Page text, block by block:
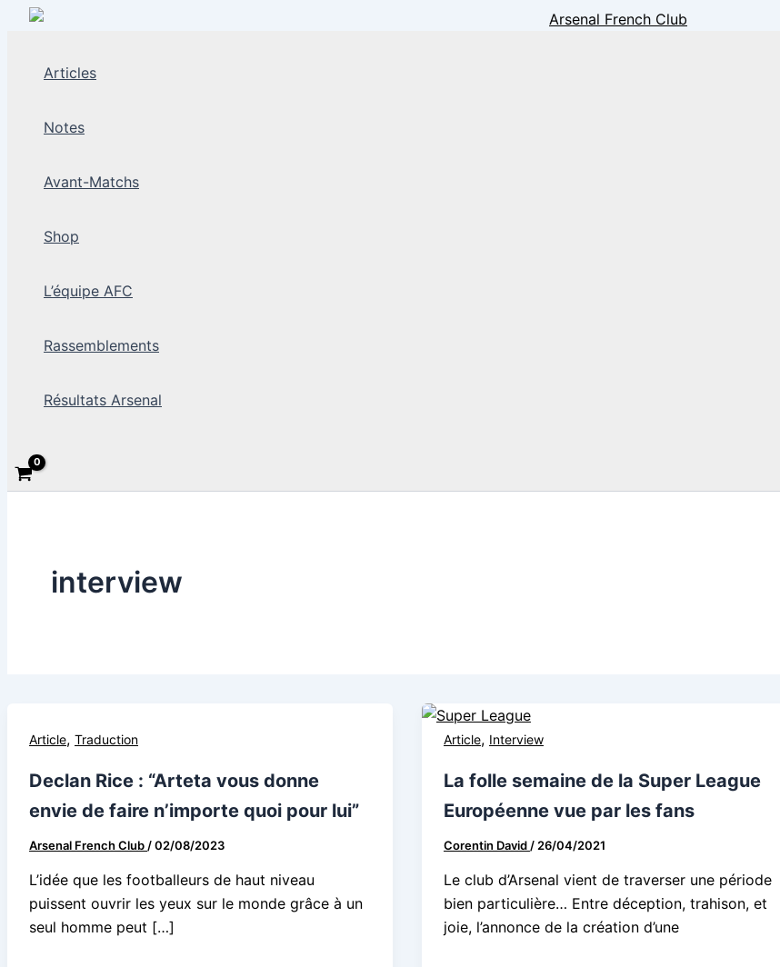
Aller
contenuArticles
Notes
Avant-Matchs
Shop
L’équipe AFC
Rassemblements
Résultats Arsenal
Rechercher
interview
Article, Traduction
Declan Rice : “Arteta vous donne
envie de faire n’importe quoi pour lui”
Arsenal French Club /02/08/2023
L’idée que les footballeurs de haut niveau
puissent ouvrir les yeux sur le monde grâce à un
seul homme peut […]
Article, Interview
La folle semaine de la Super League
Européenne vue par les fans
Corentin David / 26/04/2021
Le club d’Arsenal vient de traverser une période
bien particulière… Entre déception, trahison, et
joie, l’annonce de la création d’une